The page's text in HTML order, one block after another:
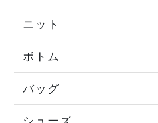
ニット
ボトム
バッグ